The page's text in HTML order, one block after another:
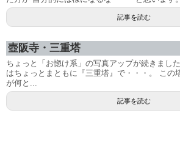
記事を読む
壺阪寺・三重塔
ちょっと「お惚け系」の写真アップが続きまし
はちょっとまともに『三重塔』で・・・。 この
が何と...
記事を読む